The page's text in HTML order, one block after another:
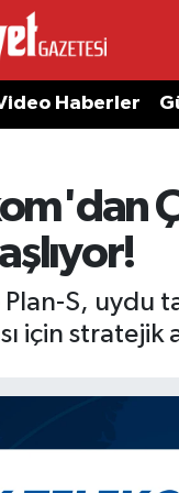
Haberler
Plan-S, uydu
için stratejik